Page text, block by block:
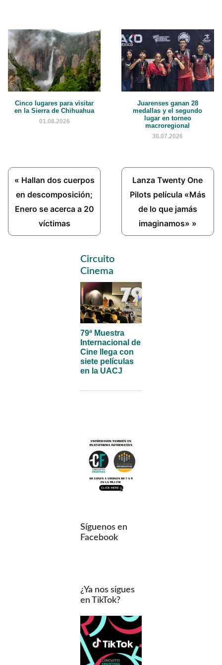
Cinco lugares para visitar
en la Sierra de Chihuahua
01.08.2026
Juarenses ganan 28
medallas y el segundo
lugar en torneo
macroregional
30.07.2026
Previous
Post:
« Hallan dos cuerpos
en descomposición;
Enero se acerca a 20
víctimas
Next
Post:
Lanza Twenty One
Pilots película «Más
de lo que jamás
imaginamos» »
Primary
Sidebar
Circuito
Cinema
79ª Muestra
Internacional de
Cine llega con
siete películas
en la UACJ
Síguenos en
Facebook
¿Ya nos sigues
en TikTok?